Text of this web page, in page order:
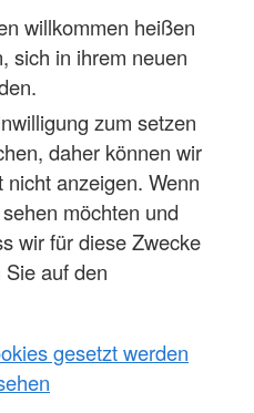
willkommen heißen
sich in ihrem neuen
zum setzen
daher können wir
anzeigen. Wenn
möchten und
wir für diese Zwecke
auf den
gesetzt werden